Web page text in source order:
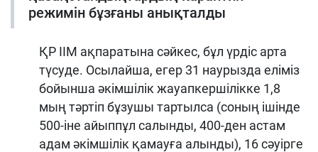
режимін бұзғаны анықталды
ҚР ІІМ ақпаратына сәйкес, бұл үрдіс арта
түсуде. Осылайша, егер 31 наурызда еліміз
бойынша әкімшілік жауапкершілікке 1,8
мың тәртіп бұзушы тартылса (соның ішінде
500-іне айыппұл салынды, 400-ден астам
адам әкімшілік қамауға алынды), 16 сәуірге